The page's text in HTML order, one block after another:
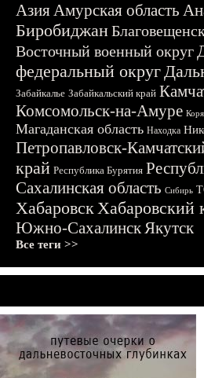
АзияАмурская область
Биробиджан
Восточный военный округ
федеральный округ
Забайкалье Забайкальский край
Комсомольск-на-Амуре
Магаданская область Находка
Петропавловск-
край Республика Бурятия
Сахалинская область Сибирь
ХабаровскХабаровский
Южно-СахалинскЯкутск
Все теги >>